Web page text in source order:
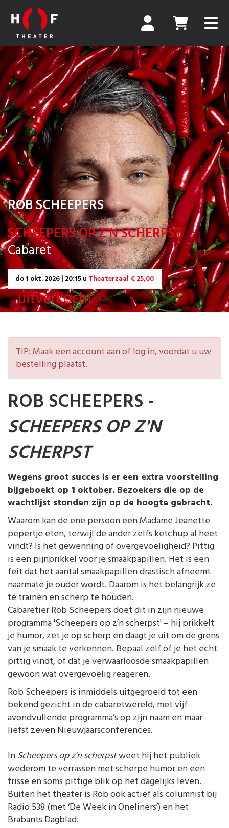
ROB SCHEEPERS
SCHEEPERS OP Z'N SCHERPST
Cabaret
do1 okt. 2026 | 20:15 u Theaterzaal € 25,00
uitverkocht
TIP: Maak een account aan of log in, voordat u uw
bestelling plaatst.
ROB SCHEEPERS -
SCHEEPERS OP Z'N
SCHERPST
Wegens groot succes is er een extra voorstelling
bijgeboekt op 1 oktober. Bezoekers die op de
wachtlijst stonden zijn op de hoogte gebracht.
Waarom kan de ene persoon een Madame Jeanette
pepertje eten, terwijl de ander zelfs ketchup al heet
vindt? Is het gewenning of overgevoeligheid? Pittig
is een pijnprikkel voor je smaakpapillen. Het is een
feit dat het aantal smaakpapillen drastisch afneemt
naarmate je ouder wordt. Daarom is het belangrijk ze
te trainen en scherp te houden.
Cabaretier Rob Scheepers doet dit in zijn nieuwe
programma 'Scheepers op z’n scherpst' – hij prikkelt
je humor, zet je op scherp en daagt je uit om de grens
van je smaak te verkennen. Bepaal zelf of je het echt
pittig vindt, of dat je verwaarloosde smaakpapillen
gewoon wat overgevoelig reageren.
Rob Scheepers is inmiddels uitgegroeid tot een
bekend gezicht in de cabaretwereld, met vijf
avondvullende programma’s op zijn naam en maar
liefst zeven Nieuwjaarsconferences.
InScheepers op z’n scherpstweet hij het publiek
wederom te verrassen met scherpe humor en een
frisse en soms pittige blik op het dagelijks leven.
Buiten het theater is Rob ook actief als columnist bij
Radio 538 (met ‘De Week in Oneliners’) en het
Brabants Dagblad.